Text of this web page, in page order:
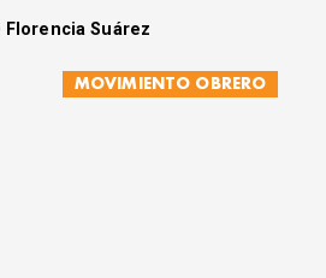
Florencia Suárez
MOVIMIENTO OBRERO